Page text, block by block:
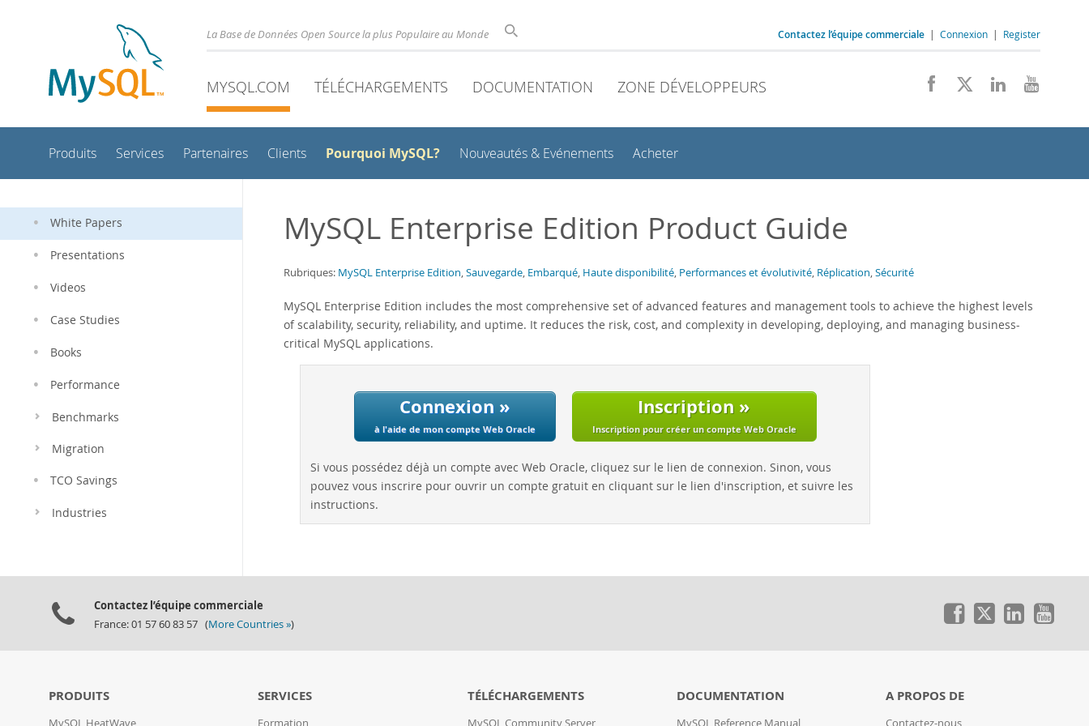
La Base de Données Open Source la plus Populaire au Monde Contactez l’équipe commerciale | Connexion | Register
MYSQL.COM TÉLÉCHARGEMENTS DOCUMENTATION ZONE DÉVELOPPEURS
Produits Services Partenaires Clients Pourquoi MySQL? Nouveautés & Evénements Acheter
White Papers
Presentations
Videos
Case Studies
Books
Performance
Benchmarks
Migration
TCO Savings
Industries
MySQL Enterprise Edition Product Guide
Rubriques: MySQL Enterprise Edition,Sauvegarde, Embarqué, Haute disponibilité, Performances et évolutivité, Réplication,Sécurité
MySQL Enterprise Edition includes the most comprehensive set of advanced features and management tools to achieve the highest levels
of scalability, security, reliability, and uptime. It reduces the risk, cost, and complexity in developing, deploying, and managing business-
critical MySQL applications.
Connexion »
à l'aide de mon compte Web Oracle
Inscription »
Inscription pour créer un compte Web Oracle
Si vous possédez déjà un compte avec Web Oracle, cliquez sur le lien de connexion. Sinon, vous
pouvez vous inscrire pour ouvrir un compte gratuit en cliquant sur le lien d'inscription, et suivre les
instructions.
Contactez l’équipe commerciale
France: 01 57 60 83 57 (More Countries »)
PRODUITS
MySQL HeatWave
SERVICES
Formation
TÉLÉCHARGEMENTS
MySQL Community Server
DOCUMENTATION
MySQL Reference Manual
A PROPOS DE
Contactez-nous